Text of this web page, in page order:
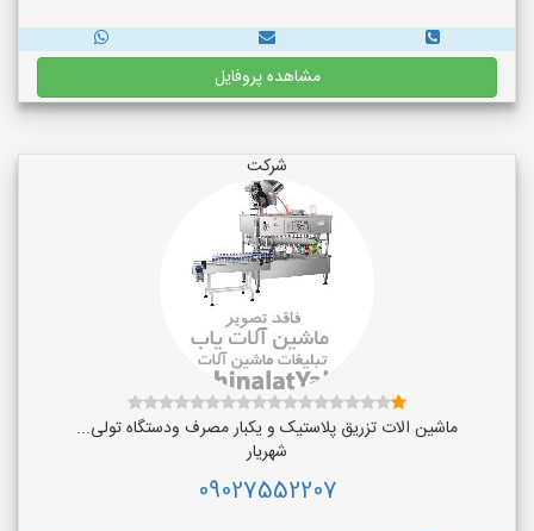
مشاهده پروفایل
شرکت
ماشین الات تزریق پلاستیک و یکبار مصرف ودستگاه تولی...
شهریار
09027552207